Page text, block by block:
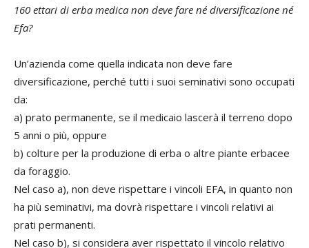
160 ettari di erba medica non deve fare né diversificazione né
Efa?
Un’azienda come quella indicata non deve fare
diversificazione, perché tutti i suoi seminativi sono occupati
da:
a) prato permanente, se il medicaio lascerà il terreno dopo
5 anni o più, oppure
b) colture per la produzione di erba o altre piante erbacee
da foraggio.
Nel caso a), non deve rispettare i vincoli EFA, in quanto non
ha più seminativi, ma dovrà rispettare i vincoli relativi ai
prati permanenti.
Nel caso b), si considera aver rispettato il vincolo relativo